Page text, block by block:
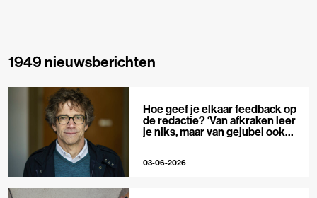
1949 nieuwsberichten
Hoe geef je elkaar feedback op
de redactie? ‘Van afkraken leer
je niks, maar van gejubel ook
03-06-2026